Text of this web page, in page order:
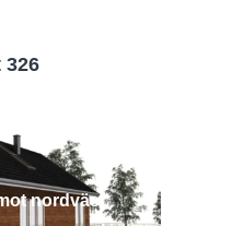
326
nordväst